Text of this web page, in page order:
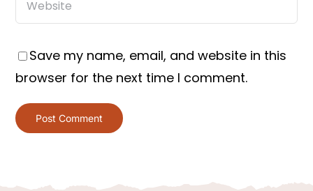
Save my name, email, and website in this
browser for the next time I comment.